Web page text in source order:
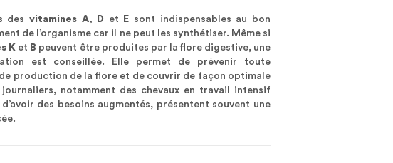
des vitamines A, D et E sont indispensables au bon
de l’organisme car il ne peut les synthétiser. Même si
K et B peuvent être produites par la flore digestive, une
est conseillée. Elle permet de prévenir toute
production de la flore et de couvrir de façon optimale
journaliers, notamment des chevaux en travail intensif
des besoins augmentés, présentent souvent une